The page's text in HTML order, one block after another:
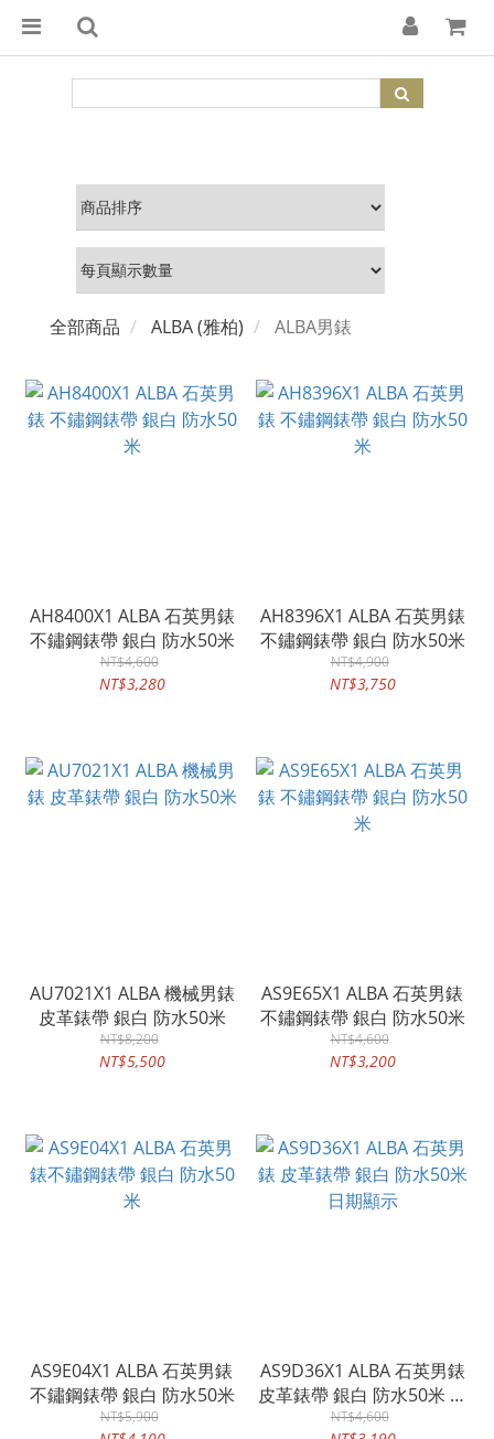
全部商品 ALBA (雅柏) ALBA男錶
AH8400X1 ALBA 石英男錶
不鏽鋼錶帶 銀白 防水50米
NT$4,600
NT$3,280
AH8396X1 ALBA 石英男錶
不鏽鋼錶帶 銀白 防水50米
NT$4,900
NT$3,750
AU7021X1 ALBA 機械男錶
皮革錶帶 銀白 防水50米
NT$8,200
NT$5,500
AS9E65X1 ALBA 石英男錶
不鏽鋼錶帶 銀白 防水50米
NT$4,600
NT$3,200
AS9E04X1 ALBA 石英男錶
不鏽鋼錶帶 銀白 防水50米
NT$5,900
AS9D36X1 ALBA 石英男錶
皮革錶帶 銀白 防水50米 日
期顯示
NT$4,600